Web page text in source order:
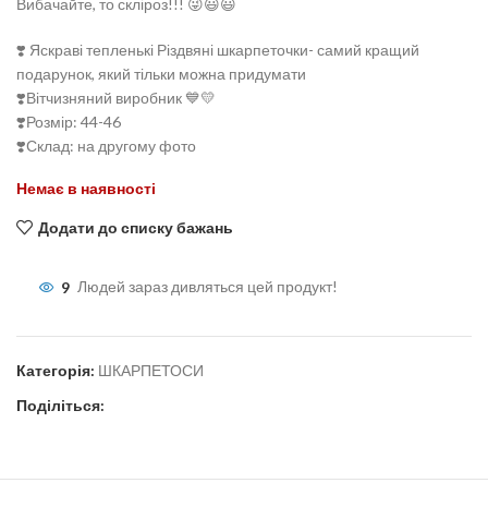
Вибачайте, то скліроз!!! 😜😃😃
❣️ Яскраві тепленькі Різдвяні шкарпеточки- самий кращий
подарунок, який тільки можна придумати
❣️Вітчизняний виробник 💙💛
❣️Розмір: 44-46
❣️Склад: на другому фото
Немає в наявності
Додати до списку бажань
9 Людей зараз дивляться цей продукт!
Категорія: ШКАРПЕТОСИ
Поділіться: